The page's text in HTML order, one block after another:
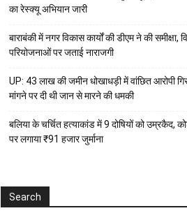
का रेस्क्यू अभियान जारी
बाराबंकी में नगर विकास कार्यों की डीएम ने की समीक्षा,
परियोजनाओं पर जताई नाराजगी
UP: 43 लाख की जमीन धोखाधड़ी में वांछित आरोपी
मांगने पर दी थी जान से मारने की धमकी
बलिया के चर्चित हत्याकांड में 9 दोषियों को उम्रकैद,
पर लगाया ₹91 हजार जुर्माना
Search